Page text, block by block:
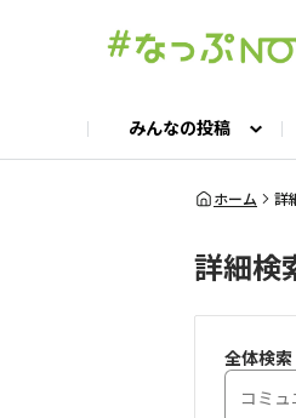
みんなの投稿
投稿TOP
つぶやきTOP
交流ひろばTOP
キャンプギア語
よくある質問
ホーム 詳
詳細検
全体検索